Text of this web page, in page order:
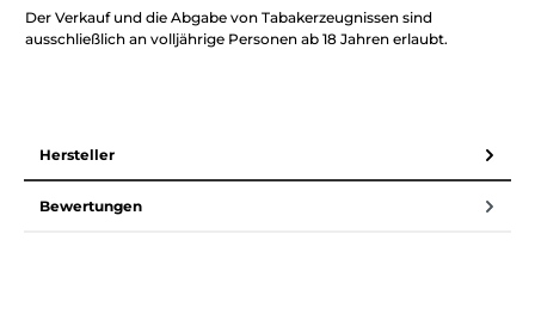
Der Verkauf und die Abgabe von Tabakerzeugnissen sind
ausschließlich an volljährige Personen ab 18 Jahren erlaubt.
Hersteller
Bewertungen